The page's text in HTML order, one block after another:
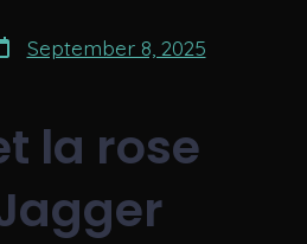
September 8, 2025
la rose